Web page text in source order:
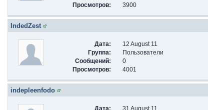
Просмотров:
3900
IndedZest
Дата:
12 August 11
Группа:
Пользователи
Сообщений:
0
Просмотров:
4001
indepleenfodo
Дата:
31 August 11